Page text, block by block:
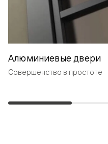
Алюминиевые двери
Совершенство в простоте